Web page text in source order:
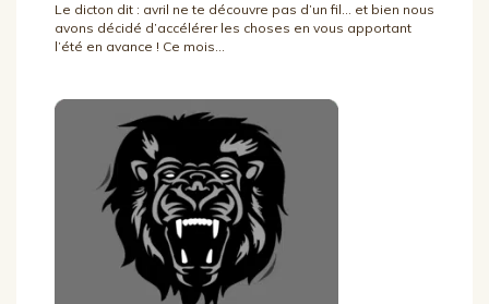
Le dicton dit : avril ne te découvre pas d’un fil… et bien nous
avons décidé d’accélérer les choses en vous apportant
l’été en avance ! Ce mois...